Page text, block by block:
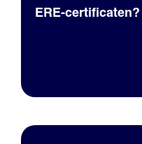
ERE-certificaten?